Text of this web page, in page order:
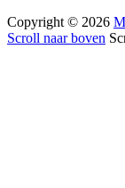
Copyright © 2026
Scroll naar boven